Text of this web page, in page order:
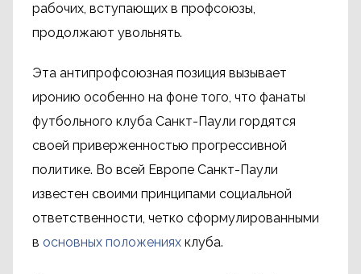
рабочих, вступающих в профсоюзы,
продолжают увольнять.
Эта антипрофсоюзная позиция вызывает
иронию особенно на фоне того, что фанаты
футбольного клуба Санкт-Паули гордятся
своей приверженностью прогрессивной
политике. Во всей Европе Санкт-Паули
известен своими принципами социальной
ответственности, четко сформулированными
в основных положениях клуба.